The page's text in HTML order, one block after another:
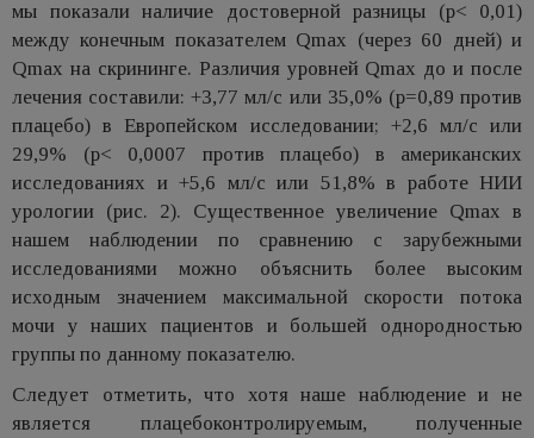
мы показали наличие достоверной разницы (p< 0,01)
между конечным показателем Qmax (через 60 дней) и
Qmax на скрининге. Различия уровней Qmax до и после
лечения составили: +3,77 мл/с или 35,0% (p=0,89 против
плацебо) в Европейском исследовании; +2,6 мл/с или
29,9% (p< 0,0007 против плацебо) в американских
исследованиях и +5,6 мл/с или 51,8% в работе НИИ
урологии (рис. 2). Существенное увеличение Qmax в
нашем наблюдении по сравнению с зарубежными
исследованиями можно объяснить более высоким
исходным значением максимальной скорости потока
мочи у наших пациентов и большей однородностью
группы по данному показателю.
Следует отметить, что хотя наше наблюдение и не
является плацебоконтролируемым, полученные